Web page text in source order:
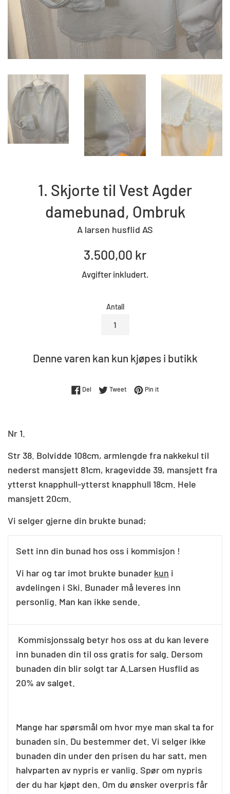
1. Skjorte til Vest Agder
damebunad, Ombruk
A larsen husflid AS
Standard
3.500,00 kr
Avgifter inkludert.
Antall
Denne varen kan kun kjøpes i butikk
DelDel på Facebook
TweetTweet på Twitter
Pin itPin på Pinterest
Nr 1.
Str 38. Bolvidde 108cm, armlengde fra nakkekul til
nederst mansjett 81cm, kragevidde 39, mansjett fra
ytterst knapphull-ytterst knapphull 18cm. Hele
mansjett 20cm.
Vi selger gjerne din brukte bunad;
Sett inn din bunad hos oss i kommisjon !
Vi har og tar imot brukte bunader kun i
avdelingen i Ski. Bunader må leveres inn
personlig. Man kan ikke sende.
Kommisjonssalg betyr hos oss at du kan levere
inn bunaden din til oss gratis for salg. Dersom
bunaden din blir solgt tar A.Larsen Husflid as
20% av salget.
Mange har spørsmål om hvor mye man skal ta for
bunaden sin. Du bestemmer det. Vi selger ikke
bunaden din under den prisen du har satt, men
halvparten av nypris er vanlig. Spør om nypris
der du har kjøpt den. Om du ønsker overpris får